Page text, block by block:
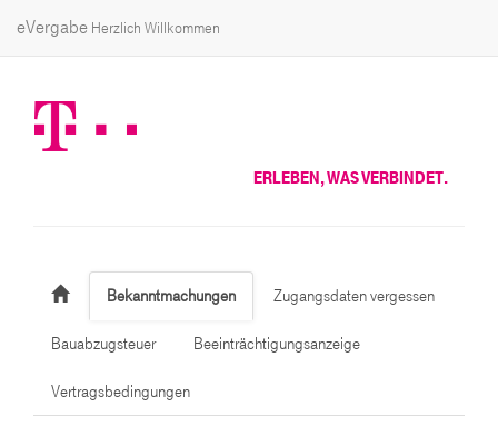
eVergabe Herzlich Willkommen
ERLEBEN, WAS VERBINDET.
Bekanntmachungen Zugangsdaten vergessen
Bauabzugsteuer Beeinträchtigungsanzeige
Vertragsbedingungen